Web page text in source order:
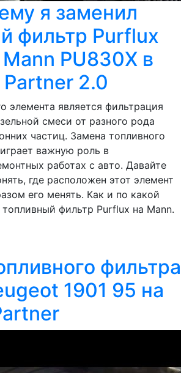
я заменил
фильтр Purflux
PU830X в
Partner 2.0
элемента является фильтрация
смеси от разного рода
частиц. Замена топливного
важную роль в
работах с авто. Давайте
где расположен этот элемент
его менять. Как и по какой
фильтр Purflux на Mann.
фильтра
1901 95 на